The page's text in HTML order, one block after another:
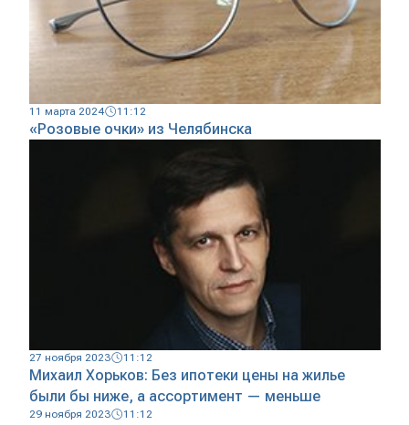
11 марта 2024 11:12
«Розовые очки» из Челябинска
27 ноября 2023 11:12
Михаил Хорьков: Без ипотеки цены на жилье
были бы ниже, а ассортимент — меньше
29 ноября 2023 11:12